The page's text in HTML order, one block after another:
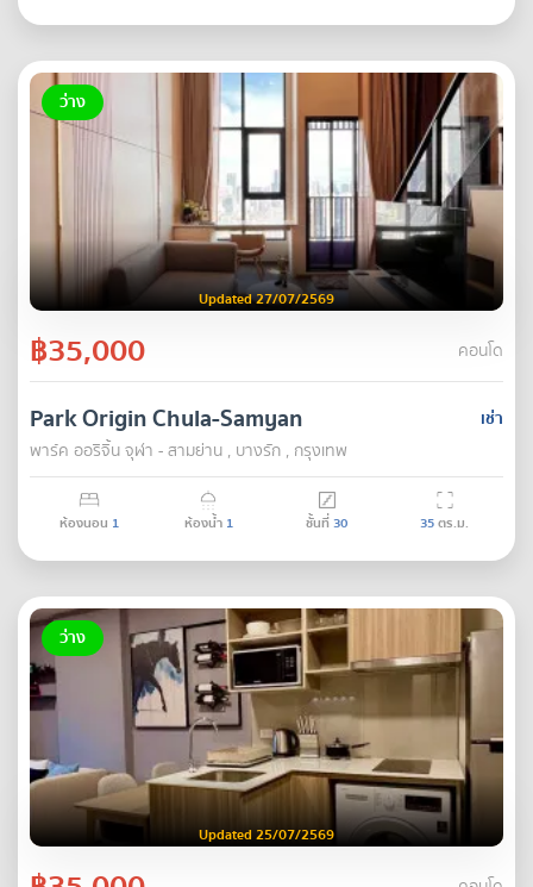
ว่าง
Updated 27/07/2569
฿35,000 คอนโด
เช่า
Park Origin Chula-Samyan
พาร์ค ออริจิ้น จุฬา - สามย่าน , บางรัก , กรุงเทพ
ห้องนอน 1 ห้องน้ำ 1 ชั้นที่30 35ตร.ม.
ว่าง
Updated 25/07/2569